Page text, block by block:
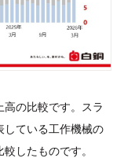
の比較です。スラ
している工作機械の
したものです。